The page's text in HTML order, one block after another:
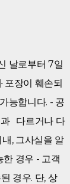
날로부터 7일
포장이 훼손되
능합니다. - 공
과 다르거나 다
, 그사실을 알
경우 - 고객
경우. 단, 상